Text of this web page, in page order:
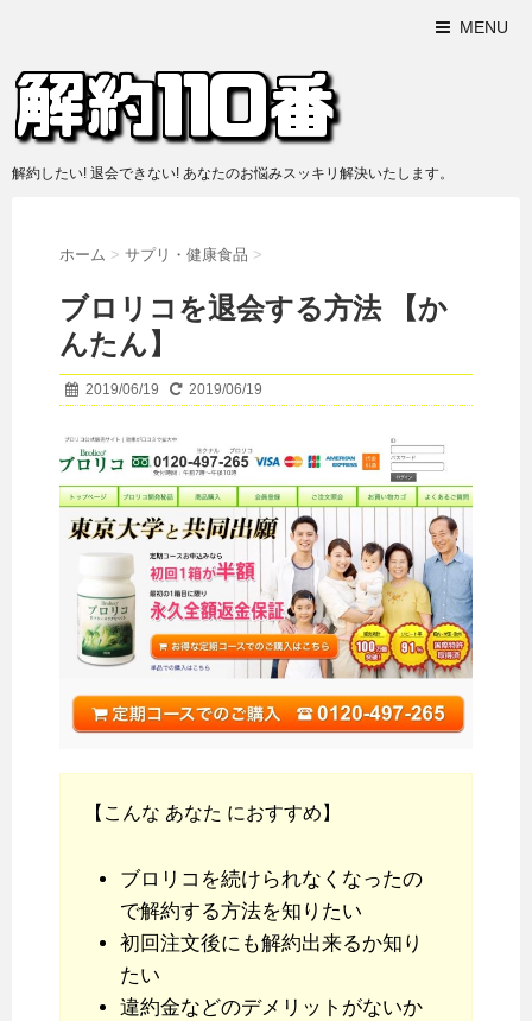
MENU
解約したい! 退会できない! あなたのお悩みスッキリ解決いたします。
ホーム > サプリ・健康食品 >
ブロリコを退会する方法 【か
んたん】
2019/06/19 2019/06/19
【こんな あなた におすすめ】
ブロリコを続けられなくなったの
で解約する方法を知りたい
初回注文後にも解約出来るか知り
たい
違約金などのデメリットがないか